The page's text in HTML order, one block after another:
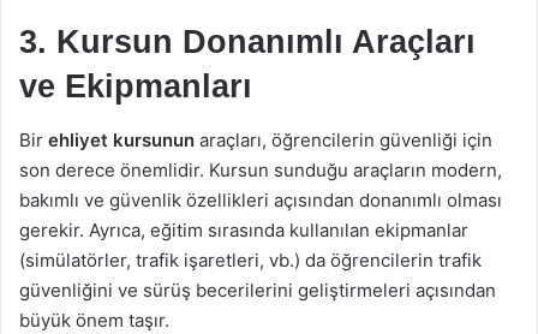
3. Kursun Donanımlı Araçları
ve Ekipmanları
Bir ehliyet kursunun araçları, öğrencilerin güvenliği için
son derece önemlidir. Kursun sunduğu araçların modern,
bakımlı ve güvenlik özellikleri açısından donanımlı olması
gerekir. Ayrıca, eğitim sırasında kullanılan ekipmanlar
(simülatörler, trafik işaretleri, vb.) da öğrencilerin trafik
güvenliğini ve sürüş becerilerini geliştirmeleri açısından
büyük önem taşır.